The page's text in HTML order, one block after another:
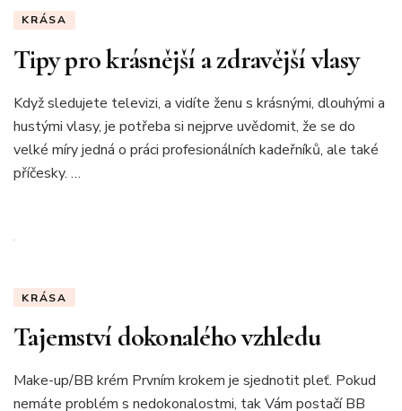
KRÁSA
Tipy pro krásnější a zdravější vlasy
Když sledujete televizi, a vidíte ženu s krásnými, dlouhými a
hustými vlasy, je potřeba si nejprve uvědomit, že se do
velké míry jedná o práci profesionálních kadeřníků, ale také
příčesky. …
KRÁSA
Tajemství dokonalého vzhledu
Make-up/BB krém Prvním krokem je sjednotit pleť. Pokud
nemáte problém s nedokonalostmi, tak Vám postačí BB